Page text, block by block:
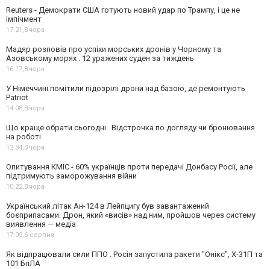
Reuters - Демократи США готують новий удар по Трампу, і це не
імпічмент
17:21, Вчора
Мадяр розповів про успіхи морських дронів у Чорному та
Азовському морях . 12 уражених суден за тиждень
16:17, Вчора
У Німеччині помітили підозрілі дрони над базою, де ремонтують
Patriot
14:08, Вчора
Що краще обрати сьогодні . Відстрочка по догляду чи бронювання
на роботі
12:34, Вчора
Опитування КМІС - 60% українців проти передачі Донбасу Росії, але
підтримують заморожування війни
10:22, Вчора
Український літак Ан-124 в Лейпцигу був завантажений
боєприпасами. Дрон, який «висів» над ним, пройшов через систему
виявлення — медіа
17:09,6 серпня
Як відпрацювали сили ППО . Росія запустила ракети "Онікс", Х-31П та
101 БпЛА